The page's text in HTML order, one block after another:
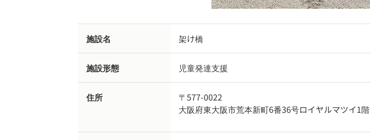
施設名 架け橋
施設形態 児童発達支援
住所
〒577-0022
大阪府東大阪市荒本新町6番36号ロイヤルマツイ1階